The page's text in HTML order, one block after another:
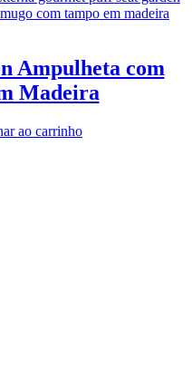
Ampulheta com
Madeira
ao carrinho